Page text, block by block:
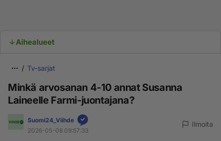
Aihealueet
Tv-sarjat
Minkä arvosanan 4-10 annat Susanna
Laineelle Farmi-juontajana?
Suomi24_Viihde
2026-05-08 09:57:33
Ilmoita